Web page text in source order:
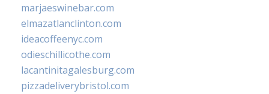
marjaeswinebar.com
elmazatlanclinton.com
ideacoffeenyc.com
odieschillicothe.com
lacantinitagalesburg.com
pizzadeliverybristol.com